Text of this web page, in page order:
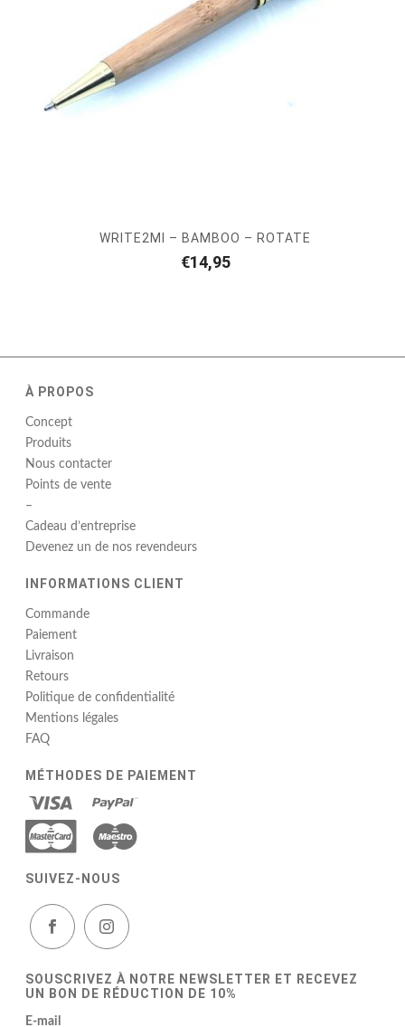
WRITE2MI – BAMBOO – ROTATE
€14,95
À PROPOS
Concept
Produits
Nous contacter
Points de vente
–
Cadeau d’entreprise
Devenez un de nos revendeurs
INFORMATIONS CLIENT
Commande
Paiement
Livraison
Retours
Politique de confidentialité
Mentions légales
FAQ
MÉTHODES DE PAIEMENT
SUIVEZ-NOUS
SOUSCRIVEZ À NOTRE NEWSLETTER ET RECEVEZ
UN BON DE RÉDUCTION DE 10%
E-mail